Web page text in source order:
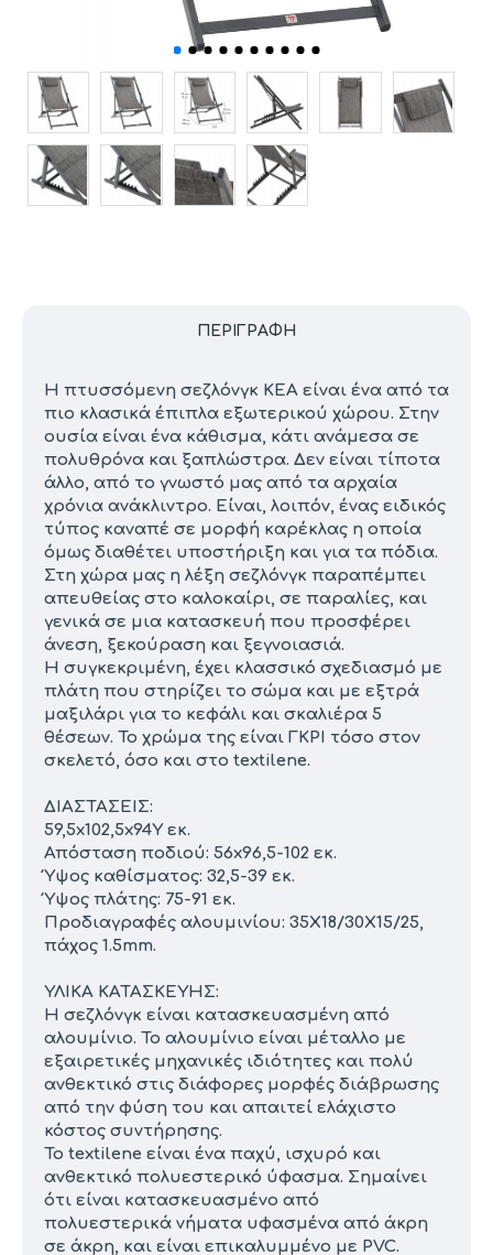
ΠΕΡΙΓΡΑΦΉ
Η πτυσσόμενη σεζλόνγκ ΚΕΑ είναι ένα από τα
πιο κλασικά έπιπλα εξωτερικού χώρου. Στην
ουσία είναι ένα κάθισμα, κάτι ανάμεσα σε
πολυθρόνα και ξαπλώστρα. Δεν είναι τίποτα
άλλο, από το γνωστό μας από τα αρχαία
χρόνια ανάκλιντρο. Είναι, λοιπόν, ένας ειδικός
τύπος καναπέ σε μορφή καρέκλας η οποία
όμως διαθέτει υποστήριξη και για τα πόδια.
Στη χώρα μας η λέξη σεζλόνγκ παραπέμπει
απευθείας στο καλοκαίρι, σε παραλίες, και
γενικά σε μια κατασκευή που προσφέρει
άνεση, ξεκούραση και ξεγνοιασιά.
Η συγκεκριμένη, έχει κλασσικό σχεδιασμό με
πλάτη που στηρίζει το σώμα και με εξτρά
μαξιλάρι για το κεφάλι και σκαλιέρα 5
θέσεων. Το χρώμα της είναι ΓΚΡΙ τόσο στον
σκελετό, όσο και στο textilene.
ΔΙΑΣΤΑΣΕΙΣ:
59,5x102,5x94Υ εκ.
Απόσταση ποδιού: 56x96,5-102 εκ.
Ύψος καθίσματος: 32,5-39 εκ.
Ύψος πλάτης: 75-91 εκ.
Προδιαγραφές αλουμινίου: 35X18/30X15/25,
πάχος 1.5mm.
ΥΛΙΚΑ ΚΑΤΑΣΚΕΥΗΣ:
Η σεζλόνγκ είναι κατασκευασμένη από
αλουμίνιο. Το αλουμίνιο είναι μέταλλο με
εξαιρετικές μηχανικές ιδιότητες και πολύ
ανθεκτικό στις διάφορες μορφές διάβρωσης
από την φύση του και απαιτεί ελάχιστο
κόστος συντήρησης.
Το textilene είναι ένα παχύ, ισχυρό και
ανθεκτικό πολυεστερικό ύφασμα. Σημαίνει
ότι είναι κατασκευασμένο από
πολυεστερικά νήματα υφασμένα από άκρη
σε άκρη, και είναι επικαλυμμένο με PVC.